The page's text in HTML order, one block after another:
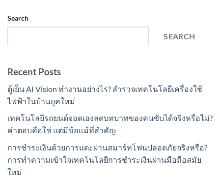
Search
SEARCH
Recent Posts
ตู้เย็น AI Vision ทำงานอย่างไร? สำรวจเทคโนโลยีเครื่องใช้
ไฟฟ้าในบ้านยุคใหม่
เทคโนโลยีรถยนต์จอดเองลดบทบาทของคนขับได้จริงหรือไม่?
คำตอบคือใช่ แต่มีข้อแม้ที่สำคัญ
การชำระเงินด้วยการแตะผ่านสมาร์ทโฟนปลอดภัยจริงหรือ?
การทำความเข้าใจเทคโนโลยีการชำระเงินผ่านมือถือสมัย
ใหม่